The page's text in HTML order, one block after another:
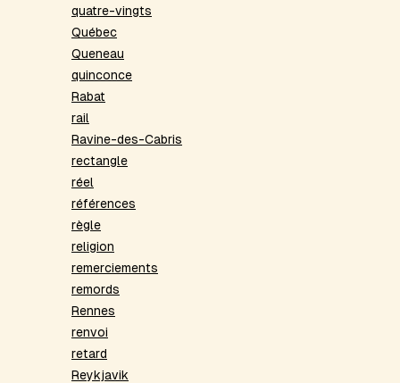
quatre-vingts
Québec
Queneau
quinconce
Rabat
rail
Ravine-des-Cabris
rectangle
réel
références
règle
religion
remerciements
remords
Rennes
renvoi
retard
Reykjavik